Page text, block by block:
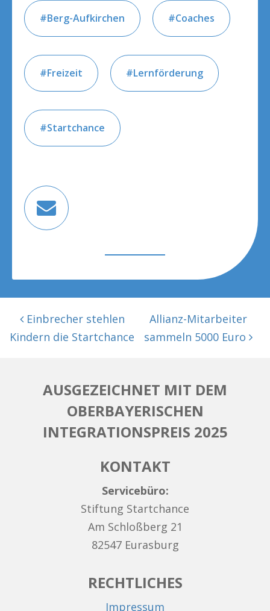
Berg-Aufkirchen Coaches
Freizeit Lernförderung
Startchance
Einbrecher stehlen
Kindern die Startchance
Allianz-Mitarbeiter
sammeln 5000 Euro
AUSGEZEICHNET MIT DEM
OBERBAYERISCHEN
INTEGRATIONSPREIS 2025
KONTAKT
Servicebüro:
Stiftung Startchance
Am Schloßberg 21
82547 Eurasburg
RECHTLICHES
Impressum